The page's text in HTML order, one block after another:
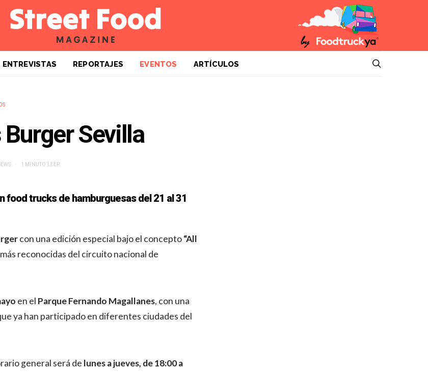
ENTREVISTAS REPORTAJES EVENTOS ARTÍCULOS
Sevilla
1 MINUTO LEER
food trucks de hamburguesas del 21 al 31
con una edición especial bajo el concepto“All
reconocidas del circuito nacional de
en el Parque Fernando Magallanes, con una
ya han participado en diferentes ciudades del
general será de lunes a jueves, de 18:00 a